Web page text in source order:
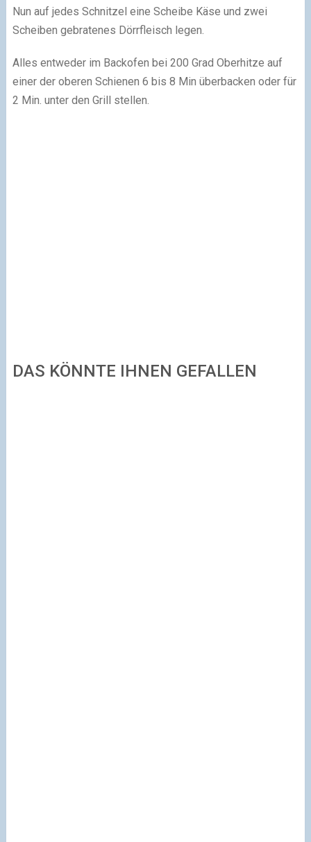
Nun auf jedes Schnitzel eine Scheibe Käse und zwei
Scheiben gebratenes Dörrfleisch legen.
Alles entweder im Backofen bei 200 Grad Oberhitze auf
einer der oberen Schienen 6 bis 8 Min überbacken oder für
2 Min. unter den Grill stellen.
DAS KÖNNTE IHNEN GEFALLEN